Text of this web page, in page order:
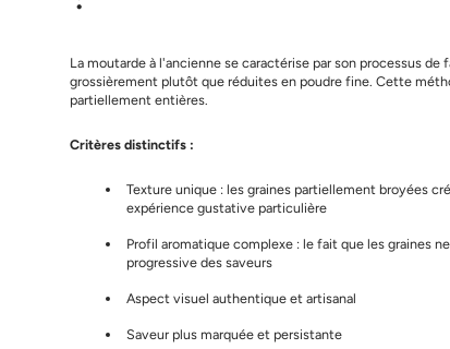
La moutarde à l'ancienne se caractérise par son processus
grossièrement plutôt que réduites en poudre fine. Cette
partiellement entières.
Critères distinctifs :
Texture unique : les graines partiellement broyées
expérience gustative particulière
Profil aromatique complexe : le fait que les graines
progressive des saveurs
Aspect visuel authentique et artisanal
Saveur plus marquée et persistante